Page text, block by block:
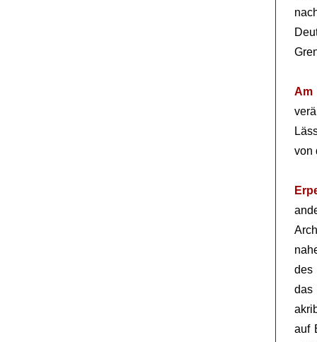
Am
von
des
das
auf